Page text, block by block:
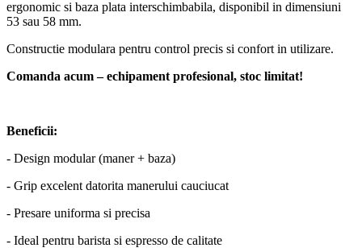
ergonomic si baza plata interschimbabila, disponibil in dimensiuni
53 sau 58 mm.
Constructie modulara pentru control precis si confort in utilizare.
Comanda acum – echipament profesional, stoc limitat!
Beneficii:
- Design modular (maner + baza)
- Grip excelent datorita manerului cauciucat
- Presare uniforma si precisa
- Ideal pentru barista si espresso de calitate